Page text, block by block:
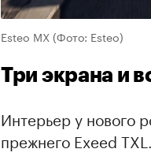
Esteo MX(Фото: Esteo)
Три экрана и
Интерьер у нового
прежнего Exeed TXL.